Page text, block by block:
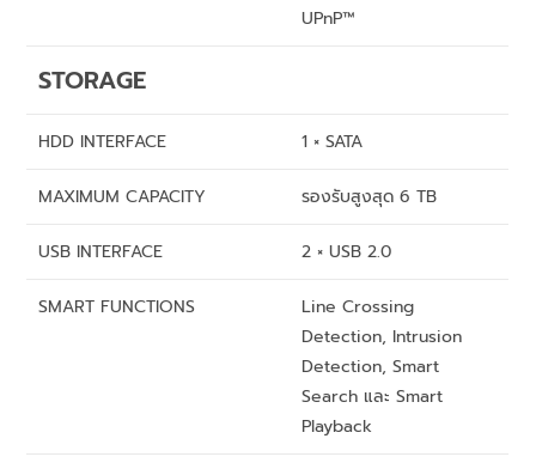
UPnP™
STORAGE
HDD INTERFACE 1 × SATA
MAXIMUM CAPACITY รองรับสูงสุด 6 TB
USB INTERFACE 2 × USB 2.0
SMART FUNCTIONS
Line Crossing
Detection, Intrusion
Detection, Smart
Search และ Smart
Playback